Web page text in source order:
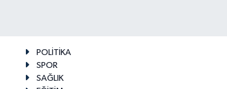
POLİTİKA
SPOR
SAĞLIK